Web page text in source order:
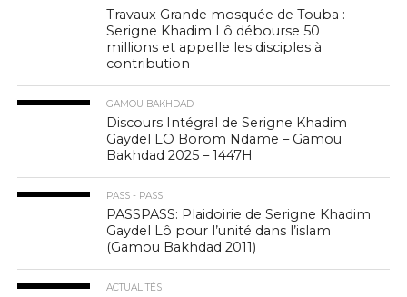
Travaux Grande mosquée de Touba :
Serigne Khadim Lô débourse 50
millions et appelle les disciples à
contribution
GAMOU BAKHDAD
Discours Intégral de Serigne Khadim
Gaydel LO Borom Ndame – Gamou
Bakhdad 2025 – 1447H
PASS - PASS
PASSPASS: Plaidoirie de Serigne Khadim
Gaydel Lô pour l’unité dans l’islam
(Gamou Bakhdad 2011)
ACTUALITÉS